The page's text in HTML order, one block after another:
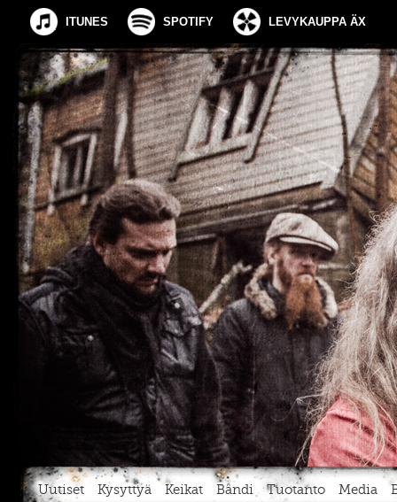
ITUNES SPOTIFY LEVYKAUPPA ÄX
Uutiset Kysyttyä Keikat Bändi Tuotanto Media